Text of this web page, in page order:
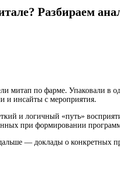
Разбираем
по фарме. Упаковали в
и инсайты с мероприятия.
и логичный «путь»
при формировании
— доклады о конкретных